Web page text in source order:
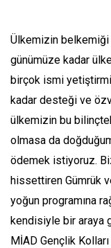
Ülkemizin belkemiği
günümüze kadar
birçok ismi
kadar desteği ve
ülkemizin bu
olmasa da
ödemek istiyoruz.
hissettiren Gümrük
yoğun programına
kendisiyle bir araya
MİAD Gençlik